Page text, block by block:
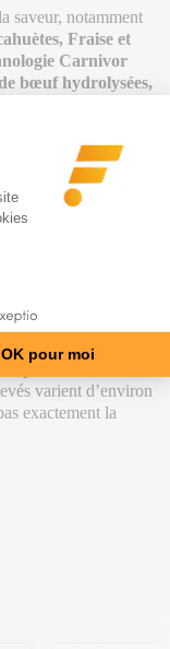
saveur, notamment
Fraise et
Carnivor
bœuf hydrolysées,
glucidique iSpike.
digestives
composition contient
de chrome, la 4-
blazei.
orienté
ou des difficultés à
selon la
varient d’environ
exactement la